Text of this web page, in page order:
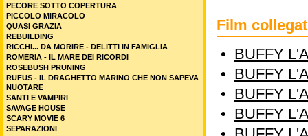
Film
• BUFFY
• BUFFY
• BUFFY
• BUFFY
PECORE SOTTO COPERTURA
PICCOLO MIRACOLO
QUASI GRAZIA
REBUILDING
RICCHI... DA MORIRE - DELITTI IN FAMIGLIA
ROMERIA - IL MARE DEI RICORDI
ROSEBUSH PRUNING
RUFUS - IL DRAGHETTO MARINO CHE NON SAPEVA
NUOTARE
SANTI E VAMPIRI
SAVAGE HOUSE
SCARY MOVIE 6
SEPARAZIONI